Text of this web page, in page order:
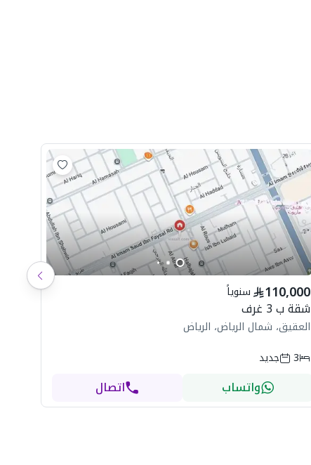
سنوياً 110,000
شقة ب 3 غرف
العقيق، شمال الرياض، الرياض
3
جديد
واتساب اتصال